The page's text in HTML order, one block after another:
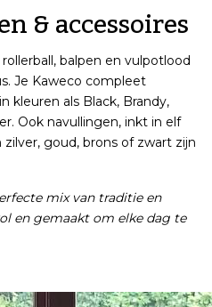
& accessoires
balpen en vulpotlood
Je Kaweco compleet
kleuren als Black, Brandy,
Ook navullingen, inkt in elf
goud, brons of zwart zijn
mix van traditie en
en gemaakt om elke dag te